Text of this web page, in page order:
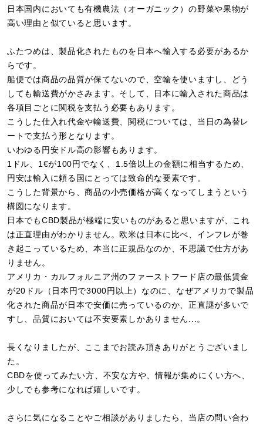
日本国内においても有機農法（オーガニック）の野菜や果物が
高い理由と似ていると思います。
ふたつめは、製品化されたものを日本へ輸入する必要があるか
らです。
船便では商品の品質が保てないので、空輸を使いますし、どう
しても輸送費がかさみます。そして、日本に輸入された商品は
各項目ごとに関税を支払う必要もあります。
こうした仕入れ代金や輸送費、関税については、当日の為替レ
ートで支払う形となります。
いわゆる円安ドル高の影響もあります。
1ドル、1€が100円でなく、1.5倍以上の金額に相当するため、
円安は輸入に頼る国にとっては致命的な要素です。
こうした背景から、商品の小売価格が高くなってしまうという
構図になります。
日本でもCBD製品が極端に安いものがあると思いますが、これ
は正直理由がわかりません。欧米は日本に比べ、インフレが巻
き起こっているため、本当に正規品なのか、不思議で仕方があ
りません。
アメリカ・カルフォルニア州のファーストフード店の最低賃金
が20ドル（日本円で3000円以上）なのに、なぜアメリカで製品
化された商品が日本で安価に売っているのか、正直謎が多いで
すし、品質においては不安要素しかありません...。
長くなりましたが、ここまでお読み頂きありがとうございまし
た。
CBDを使ってみたい方、不安な方や、情報が集めにくい方へ、
少しでも参考になれば嬉しいです。
さらに気になることやご相談がありましたら、当店の問い合わ